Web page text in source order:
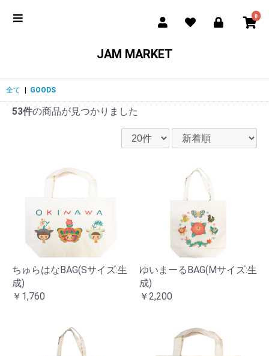
0
JAM MARKET
全て GOODS
53件の商品が見つかりました
ちゅらはなBAG(Sサイズ:生
成)
￥1,760
ゆいまーるBAG(Mサイズ:生
成)
￥2,200